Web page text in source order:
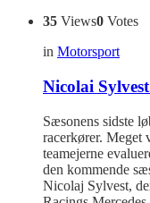
35 Views0 Votes
in Motorsport
Nicolai
Sæsonens sidste
racerkører. Meget
teamejerne
den kommende
Nicolaj Sylvest,